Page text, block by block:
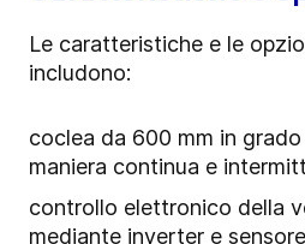
Le caratteristiche e le
includono:
coclea da 600 mm in
maniera continua e
controllo elettronico della
mediante inverter e sensore